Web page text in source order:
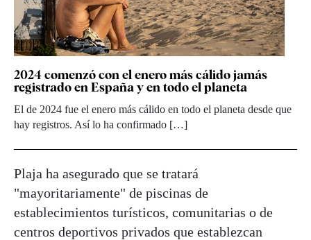
2024 comenzó con el enero más cálido jamás
registrado en España y en todo el planeta
El de 2024 fue el enero más cálido en todo el planeta desde que
hay registros. Así lo ha confirmado […]
Plaja ha asegurado que se tratará
"mayoritariamente" de piscinas de
establecimientos turísticos, comunitarias o de
centros deportivos privados que establezcan